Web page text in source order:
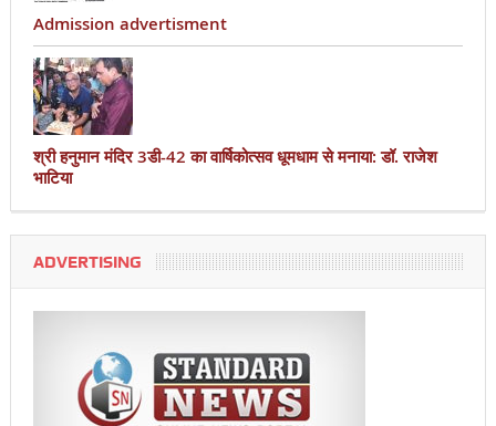
Admission advertisment
श्री हनुमान मंदिर 3डी-42 का वार्षिकोत्सव धूमधाम से मनाया: डॉ. राजेश
भाटिया
ADVERTISING